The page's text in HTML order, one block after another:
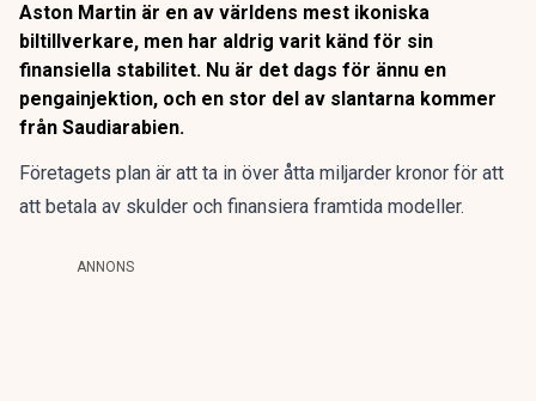
Aston Martin är en av världens mest ikoniska
biltillverkare, men har aldrig varit känd för sin
finansiella stabilitet. Nu är det dags för ännu en
pengainjektion, och en stor del av slantarna kommer
från Saudiarabien.
Företagets plan är att ta in över åtta miljarder kronor för att
att betala av skulder och finansiera framtida modeller.
ANNONS